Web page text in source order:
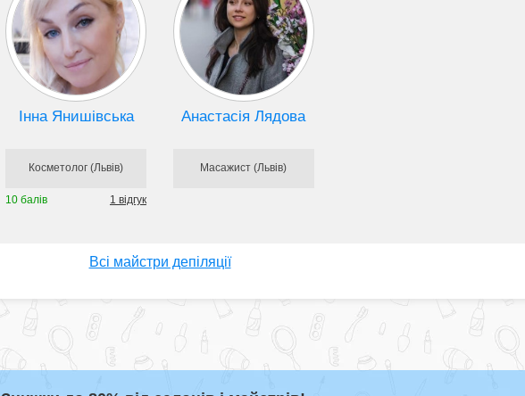
Інна Янишівська
Косметолог (Львів)
10 балів 1 відгук
Анастасія Лядова
Масажист (Львів)
Всі майстри депіляції